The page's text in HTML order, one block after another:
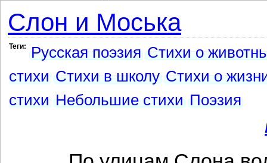
Слон и Моська
Теги: Русская поэзия Стихи о
стихи Стихи в школу Стихи о
стихи Небольшие стихи Поэзия